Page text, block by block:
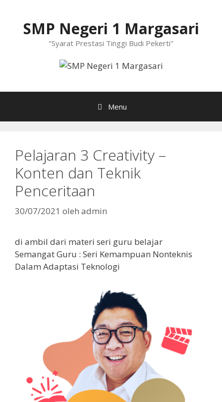
SMP Negeri 1 Margasari
"Syarat Prestasi Tinggi Budi Pekerti"
Menu
Pelajaran 3 Creativity –
Konten dan Teknik
Penceritaan
30/07/2021 oleh admin
di ambil dari materi seri guru belajar
Semangat Guru : Seri Kemampuan Nonteknis
Dalam Adaptasi Teknologi